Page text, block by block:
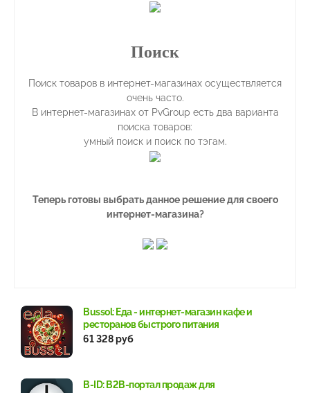
Поиск
Поиск товаров в интернет-магазинах осуществляется
очень часто.
В интернет-магазинах от PvGroup есть два варианта
поиска товаров:
умный поиск и поиск по тэгам.
Теперь готовы выбрать данное решение для своего
интернет-магазина?
Bussol: Еда - интернет-магазин кафе и
ресторанов быстрого питания
61 328 руб
B-ID: B2B-портал продаж для